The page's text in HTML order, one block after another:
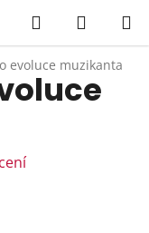
Hledat
KOŠÍK
evoluce muzikanta